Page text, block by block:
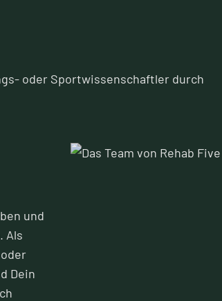
oder Sportwissenschaftler durch
und
Als
Dein